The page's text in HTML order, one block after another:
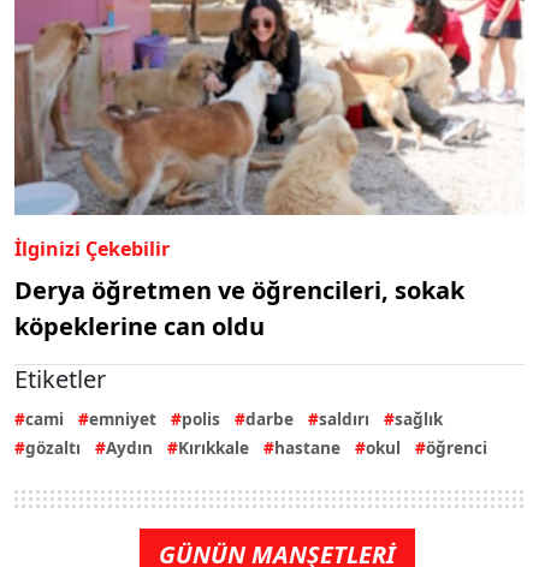
İlginizi Çekebilir
Derya öğretmen ve öğrencileri, sokak
köpeklerine can oldu
Etiketler
cami emniyet polis darbe saldırı
sağlık
gözaltı
Aydın Kırıkkale hastane okul öğrenci
GÜNÜN MANŞETLERİ